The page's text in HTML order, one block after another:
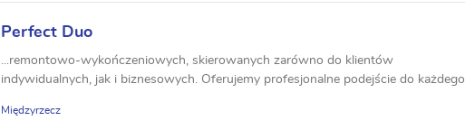
Perfect Duo
...remontowo-wykończeniowych, skierowanych zarówno do klientów
indywidualnych, jak i biznesowych. Oferujemy profesjonalne podejście do każdego
Międzyrzecz